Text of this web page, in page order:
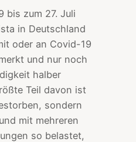
bis zum 27. Juli
in Deutschland
oder an Covid-19
und nur noch
halber
Teil davon ist
sondern
mit mehreren
so belastet,